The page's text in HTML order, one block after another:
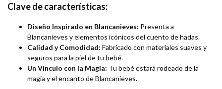
Clave de características:
Diseño Inspirado en Blancanieves: Presenta a
Blancanieves y elementos icónicos del cuento de hadas.
Calidad y Comodidad: Fabricado con materiales suaves y
seguros para la piel de tu bebé.
Un Vínculo con la Magia: Tu bebé estará rodeado de la
magia y el encanto de Blancanieves.